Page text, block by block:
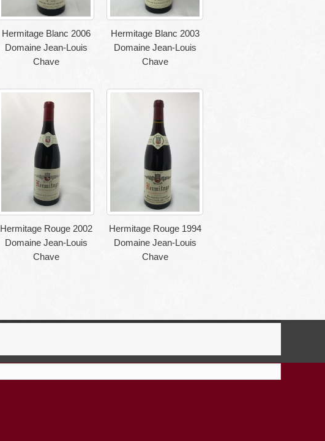
Hermitage Blanc 2006
Domaine Jean-Louis
Chave
Hermitage Blanc 2003
Domaine Jean-Louis
Chave
Hermitage Rouge 2002
Domaine Jean-Louis
Chave
Hermitage Rouge 1994
Domaine Jean-Louis
Chave